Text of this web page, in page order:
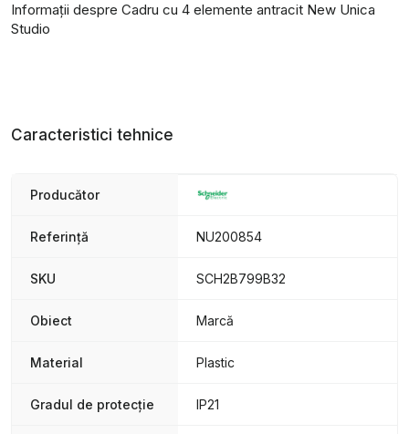
Informații despre Cadru cu 4 elemente antracit New Unica
Studio
Caracteristici tehnice
Producător
Referință NU200854
SKU SCH2B799B32
Obiect Marcă
Material Plastic
Gradul de protecție IP21